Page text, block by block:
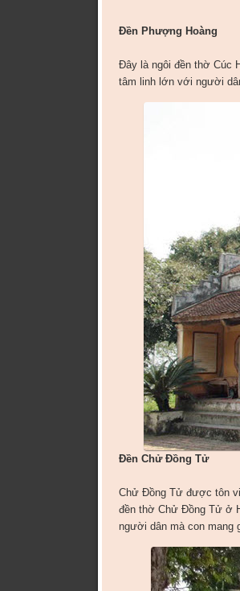
Đền Phượng Hoàng
Đây là ngôi đền thờ Cúc
tâm linh lớn với người
Đền Chử Đồng Tử
Chử Đồng Tử được tôn
đền thờ Chử Đồng Tử ở
người dân mà con mang